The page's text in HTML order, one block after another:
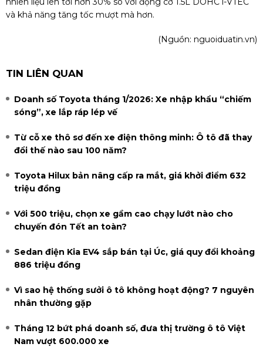
và khả năng tăng tốc mượt mà hơn.
(Nguồn: nguoiduatin.vn)
TIN LIÊN QUAN
Doanh số Toyota tháng 1/2026: Xe nhập khẩu “chiếm
sóng”, xe lắp ráp lép vế
Từ cỗ xe thô sơ đến xe điện thông minh: Ô tô đã thay
đổi thế nào sau 100 năm?
Toyota Hilux bản nâng cấp ra mắt, giá khởi điểm 632
triệu đồng
Với 500 triệu, chọn xe gầm cao chạy lướt nào cho
chuyến đón Tết an toàn?
Sedan điện Kia EV4 sắp bán tại Úc, giá quy đổi khoảng
886 triệu đồng
Vì sao hệ thống sưởi ô tô không hoạt động? 7 nguyên
nhân thường gặp
Tháng 12 bứt phá doanh số, đưa thị trường ô tô Việt
Nam vượt 600.000 xe